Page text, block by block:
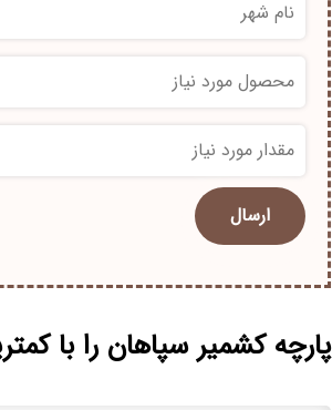
*
*
پارچه کشمیر سپاهان را با